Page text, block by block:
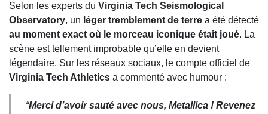
Selon les experts du Virginia Tech Seismological
Observatory, un léger tremblement de terre a été détecté
au moment exact où le morceau iconique était joué. La
scène est tellement improbable qu’elle en devient
légendaire. Sur les réseaux sociaux, le compte officiel de
Virginia Tech Athletics a commenté avec humour :
“Merci d’avoir sauté avec nous, Metallica ! Revenez